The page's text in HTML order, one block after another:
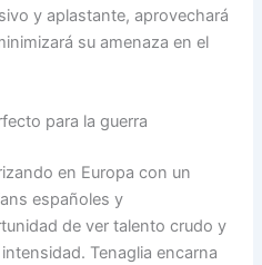
y aplastante, aprovechará
su amenaza en el
para la guerra
en Europa con un
españoles y
de ver talento crudo y
Tenaglia encarna